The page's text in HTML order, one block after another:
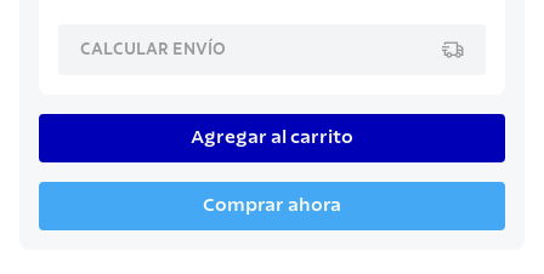
CALCULAR ENVÍO
Agregar al carrito
Comprar ahora